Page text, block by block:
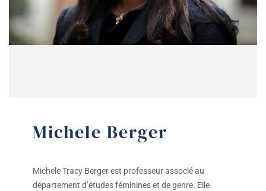
Michele Berger
Michele Tracy Berger est professeur associé au
département d’études féminines et de genre. Elle